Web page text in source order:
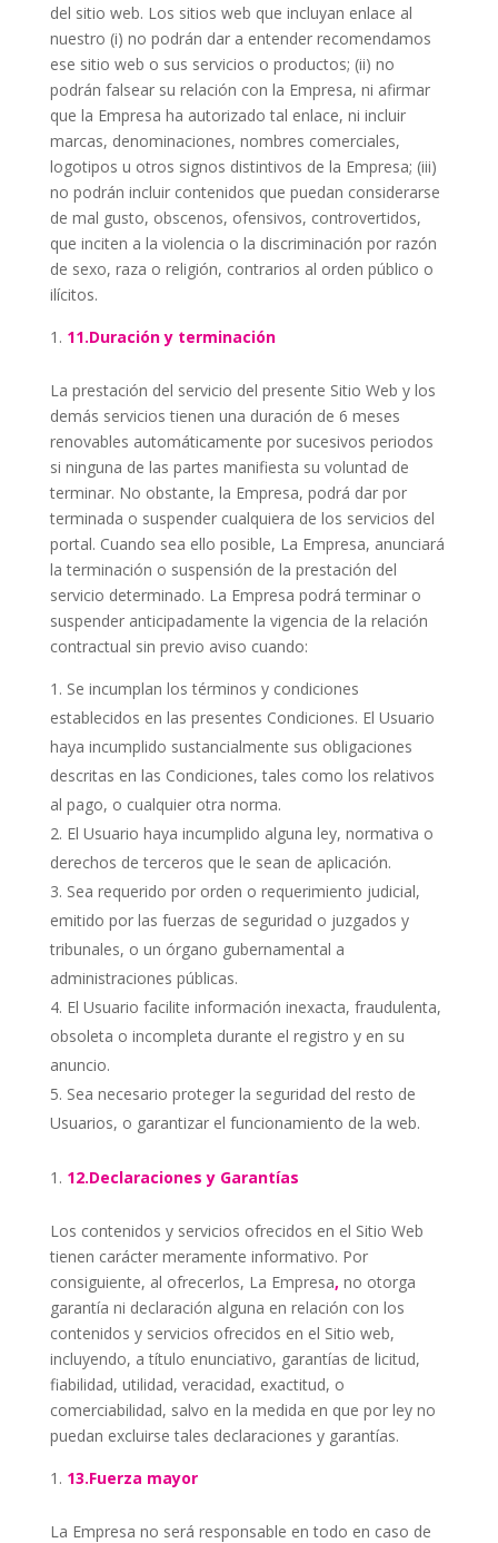
del sitio web. Los sitios web que incluyan enlace al
nuestro (i) no podrán dar a entender recomendamos
ese sitio web o sus servicios o productos; (ii) no
podrán falsear su relación con la Empresa, ni afirmar
que la Empresa ha autorizado tal enlace, ni incluir
marcas, denominaciones, nombres comerciales,
logotipos u otros signos distintivos de la Empresa; (iii)
no podrán incluir contenidos que puedan considerarse
de mal gusto, obscenos, ofensivos, controvertidos,
que inciten a la violencia o la discriminación por razón
de sexo, raza o religión, contrarios al orden público o
ilícitos.
11.Duración y terminación
La prestación del servicio del presente Sitio Web y los
demás servicios tienen una duración de 6 meses
renovables automáticamente por sucesivos periodos
si ninguna de las partes manifiesta su voluntad de
terminar. No obstante, la Empresa, podrá dar por
terminada o suspender cualquiera de los servicios del
portal. Cuando sea ello posible, La Empresa, anunciará
la terminación o suspensión de la prestación del
servicio determinado. La Empresa podrá terminar o
suspender anticipadamente la vigencia de la relación
contractual sin previo aviso cuando:
Se incumplan los términos y condiciones
establecidos en las presentes Condiciones. El Usuario
haya incumplido sustancialmente sus obligaciones
descritas en las Condiciones, tales como los relativos
al pago, o cualquier otra norma.
El Usuario haya incumplido alguna ley, normativa o
derechos de terceros que le sean de aplicación.
Sea requerido por orden o requerimiento judicial,
emitido por las fuerzas de seguridad o juzgados y
tribunales, o un órgano gubernamental a
administraciones públicas.
El Usuario facilite información inexacta, fraudulenta,
obsoleta o incompleta durante el registro y en su
anuncio.
Sea necesario proteger la seguridad del resto de
Usuarios, o garantizar el funcionamiento de la web.
12.Declaraciones y Garantías
Los contenidos y servicios ofrecidos en el Sitio Web
tienen carácter meramente informativo. Por
consiguiente, al ofrecerlos, La Empresa, no otorga
garantía ni declaración alguna en relación con los
contenidos y servicios ofrecidos en el Sitio web,
incluyendo, a título enunciativo, garantías de licitud,
fiabilidad, utilidad, veracidad, exactitud, o
comerciabilidad, salvo en la medida en que por ley no
puedan excluirse tales declaraciones y garantías.
13.Fuerza mayor
La Empresa no será responsable en todo en caso de